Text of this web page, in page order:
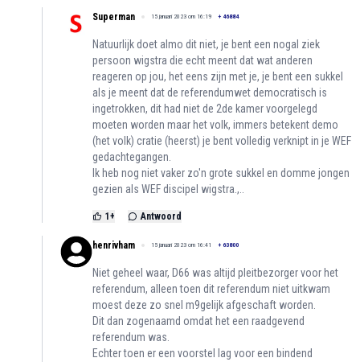
Superman 15 januari 2023 om 16:19 + 46884
Natuurlijk doet almo dit niet, je bent een nogal ziek
persoon wigstra die echt meent dat wat anderen
reageren op jou, het eens zijn met je, je bent een sukkel
als je meent dat de referendumwet democratisch is
ingetrokken, dit had niet de 2de kamer voorgelegd
moeten worden maar het volk, immers betekent demo
(het volk) cratie (heerst) je bent volledig verknipt in je WEF
gedachtegangen.
Ik heb nog niet vaker zo'n grote sukkel en domme jongen
gezien als WEF discipel wigstra.,..
1 + Antwoord
henrivham 15 januari 2023 om 16:41 + 63800
Niet geheel waar, D66 was altijd pleitbezorger voor het
referendum, alleen toen dit referendum niet uitkwam
moest deze zo snel m9gelijk afgeschaft worden.
Dit dan zogenaamd omdat het een raadgevend
referendum was.
Echter toen er een voorstel lag voor een bindend